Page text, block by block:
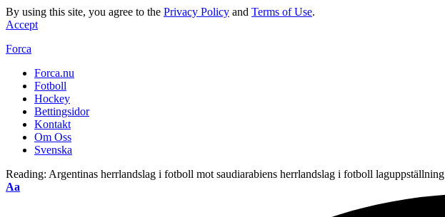
By using this site, you agree to the Privacy Policy and Terms of Use.
Accept
Forca
Forca.nu
Fotboll
Hockey
Bettingsidor
Kontakt
Om Oss
Svenska
Reading: Argentinas herrlandslag i fotboll mot saudiarabiens herrlandslag i fotboll laguppställning
Aa